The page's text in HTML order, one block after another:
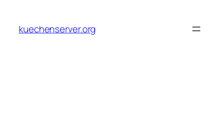
content
kuechenserver.org